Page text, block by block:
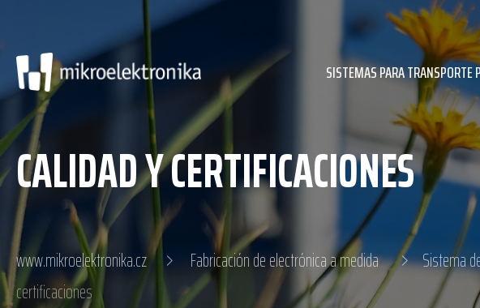
SISTEMAS PARA TRANSPORTE
CALIDAD Y CERTIFICACIONES
www.mikroelektronika.cz Fabricación de electrónica a medida Sistema
certificaciones